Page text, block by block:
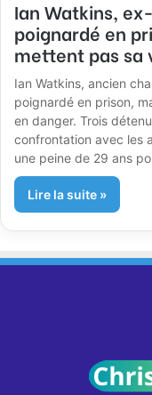
Ian Watkins,
poignardé en
mettent pas sa
Ian Watkins, ancien
poignardé en prison,
en danger. Trois
confrontation avec les
une peine de 29 ans
Lire la suite »